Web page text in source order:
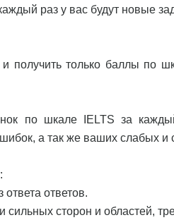
раз у вас будут новые
получить только баллы по
по шкале IELTS за
а так же ваших слабых и
ответов.
сильных сторон и областей,